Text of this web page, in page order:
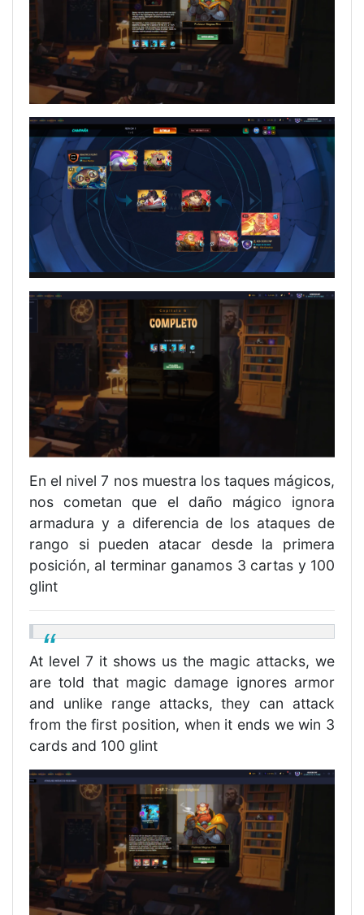
En el nivel 7 nos muestra los taques mágicos,
nos cometan que el daño mágico ignora
armadura y a diferencia de los ataques de
rango si pueden atacar desde la primera
posición, al terminar ganamos 3 cartas y 100
glint
At level 7 it shows us the magic attacks, we
are told that magic damage ignores armor
and unlike range attacks, they can attack
from the first position, when it ends we win 3
cards and 100 glint